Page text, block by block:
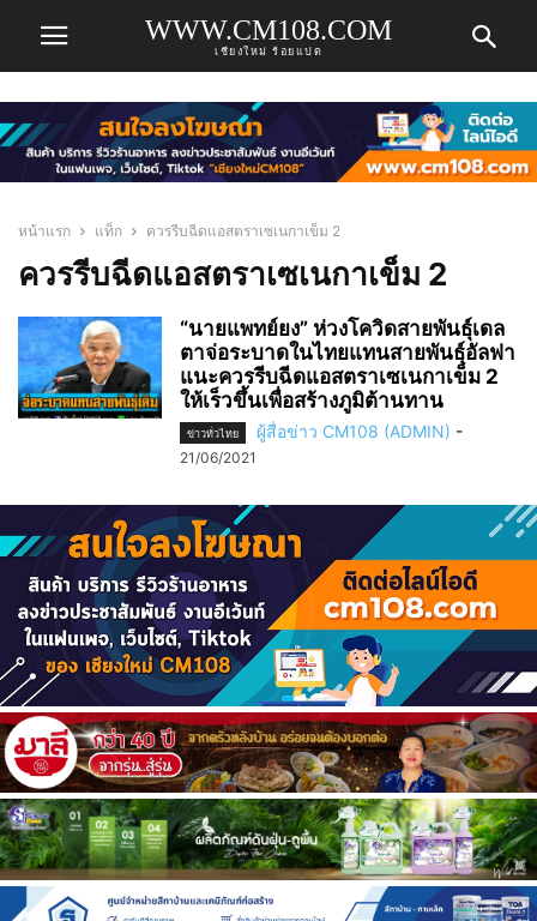
WWW.CM108.COM
เชียงใหม่ ร้อยแปด
หน้าแรก แท็ก ควรรีบฉีดแอสตราเซเนกาเข็ม 2
ควรรีบฉีดแอสตราเซเนกาเข็ม 2
“นายแพทย์ยง” ห่วงโควิดสายพันธุ์เดล
ตาจ่อระบาดในไทยแทนสายพันธุ์อัลฟา
แนะควรรีบฉีดแอสตราเซเนกาเข็ม 2
ให้เร็วขึ้นเพื่อสร้างภูมิต้านทาน
ข่าวทั่วไทย ผู้สื่อข่าว CM108 (ADMIN) -
21/06/2021